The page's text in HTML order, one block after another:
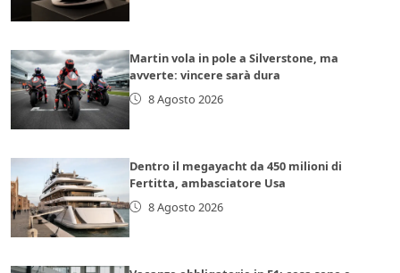
Martin vola in pole a Silverstone, ma
avverte: vincere sarà dura
8 Agosto 2026
Dentro il megayacht da 450 milioni di
Fertitta, ambasciatore Usa
8 Agosto 2026